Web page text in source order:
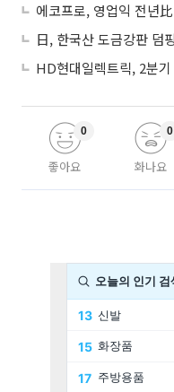
좋아요
0
화나요
0